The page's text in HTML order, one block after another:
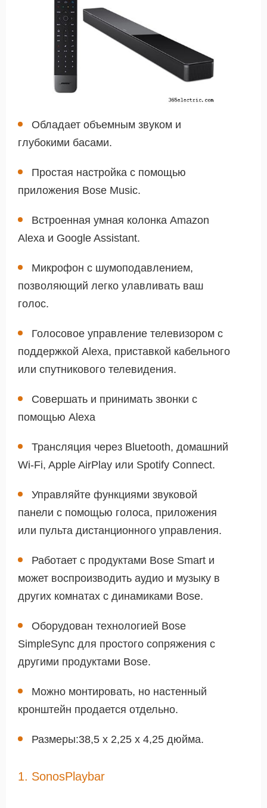
Обладает объемным звуком и
глубокими басами.
Простая настройка с помощью
приложения Bose Music.
Встроенная умная колонка Amazon
Alexa и Google Assistant.
Микрофон с шумоподавлением,
позволяющий легко улавливать ваш
голос.
Голосовое управление телевизором с
поддержкой Alexa, приставкой кабельного
или спутникового телевидения.
Совершать и принимать звонки с
помощью Alexa
Трансляция через Bluetooth, домашний
Wi-Fi, Apple AirPlay или Spotify Connect.
Управляйте функциями звуковой
панели с помощью голоса, приложения
или пульта дистанционного управления.
Работает с продуктами Bose Smart и
может воспроизводить аудио и музыку в
других комнатах с динамиками Bose.
Оборудован технологией Bose
SimpleSync для простого сопряжения с
другими продуктами Bose.
Можно монтировать, но настенный
кронштейн продается отдельно.
Размеры:38,5 x 2,25 x 4,25 дюйма.
1. SonosPlaybar